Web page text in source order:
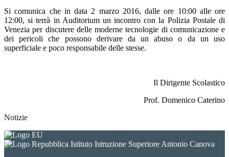
Si comunica che in data 2 marzo 2016, dalle ore 10:00 alle ore
12:00, si terrà in Auditorium un incontro con la Polizia Postale di
Venezia per discutere delle moderne tecnologie di comunicazione e
dei pericoli che possono derivare da un abuso o da un uso
superficiale e poco responsabile delle stesse.
Il Dirigente Scolastico
Prof. Domenico Caterino
Notizie
Istituto Istruzione Superiore Antonio Canova